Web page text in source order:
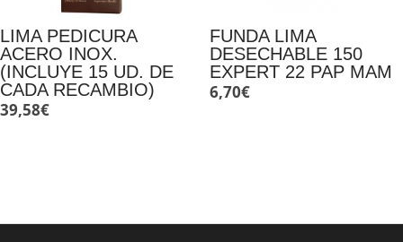
LIMA PEDICURA
ACERO INOX.
(INCLUYE 15 UD. DE
CADA RECAMBIO)
39,58€
FUNDA LIMA
DESECHABLE 150
EXPERT 22 PAP MAM
6,70€